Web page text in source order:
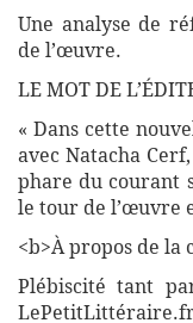
Une analyse de
de l’œuvre.
LE MOT DE
« Dans cette
avec Natacha
phare du courant
le tour de l’œuvre
<b>À propos de
Plébiscité tant